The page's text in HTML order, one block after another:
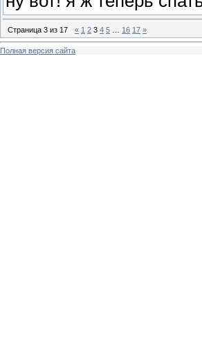
Страница 3 из 17 « 1 2 3 4 5 16 17 »
Полная версия сайта